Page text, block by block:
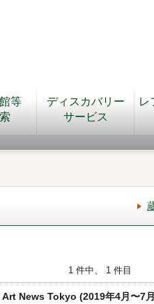
等
ディスカバリー
サービス
レ
1 件中、 1 件目
News Tokyo (2019年4月〜7